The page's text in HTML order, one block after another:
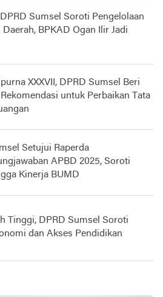
Sumsel Soroti Pengelolaan
Daerah, BPKAD Ogan Ilir Jadi
XXXVII, DPRD Sumsel Beri
untuk Perbaikan Tata
Setujui Raperda
APBD 2025, Soroti
Kinerja BUMD
Tinggi, DPRD Sumsel Soroti
dan Akses Pendidikan